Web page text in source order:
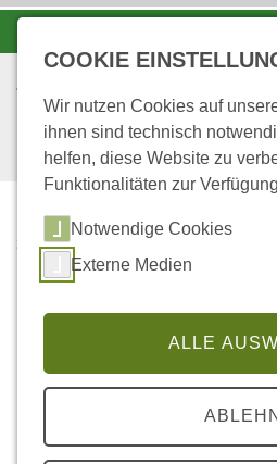
STARTSEITE
...
IM REVIER
im Revier
COOKIE
Wir nutzen Cookies auf
ihnen sind technisch
helfen, diese Website zu
Funktionalitäten zur
Notwendige Cookies
Externe Medien
ALLE